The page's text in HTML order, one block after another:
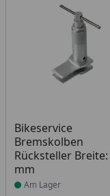
Bikeservice
Bremskolben
Rücksteller Breite:
mm
Produkt am Lager
Am Lager